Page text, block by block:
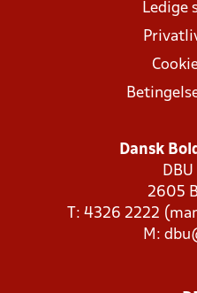
Ledige
Dansk
DBU
2605
T: 4326 2222
M: